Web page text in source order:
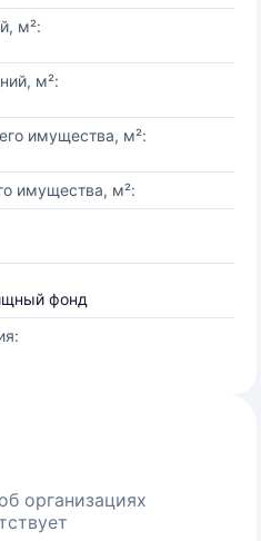
м²:
м²:
имущества, м²:
имущества, м²:
фонд
организациях